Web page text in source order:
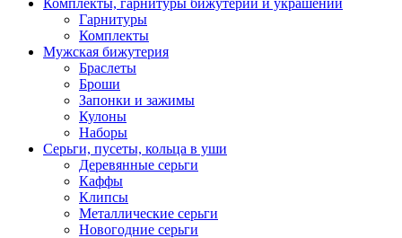
Комплекты, гарнитуры бижутерии и украшений
Гарнитуры
Комплекты
Мужская бижутерия
Браслеты
Броши
Запонки и зажимы
Кулоны
Наборы
Серьги, пусеты, кольца в уши
Деревянные серьги
Каффы
Клипсы
Металлические серьги
Новогодние серьги